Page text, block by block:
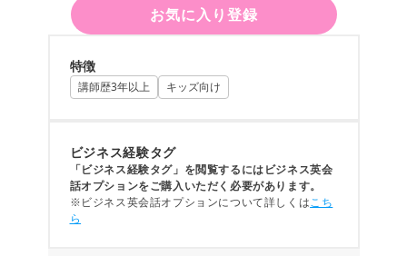
お気に入り登録
特徴
講師歴3年以上 キッズ向け
ビジネス経験タグ
「ビジネス経験タグ」を閲覧するにはビジネス英会
話オプションをご購入いただく必要があります。
※ビジネス英会話オプションについて詳しくはこち
ら